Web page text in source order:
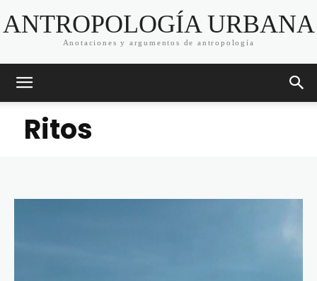
ANTROPOLOGÍA URBANA
Anotaciones y argumentos de antropología
Ritos